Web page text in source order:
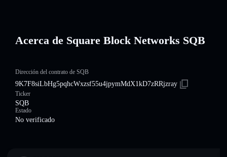
Acerca de Square Block Networks SQB
Dirección del contrato de SQB
9K7F8siLbHg5pqhcWxzsf55u4jpymMdX1kD7zRRjzray
Ticker
SQB
Estado
No verificado